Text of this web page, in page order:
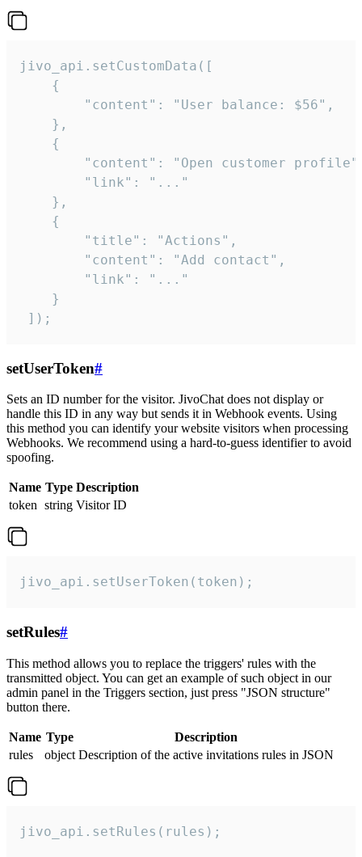
jivo_api.setCustomData([
    {
        "content": "User balance: $56",
    },
    {
"content": "Open customer
        "link": "..."
    },
    {
        "title": "Actions",
        "content": "Add contact",
        "link": "..."
    }
]);
setUserToken#
Sets an ID number for the visitor. JivoChat does not display or
handle this ID in any way but sends it in Webhook events. Using
this method you can identify your website visitors when processing
Webhooks. We recommend using a hard-to-guess identifier to avoid
spoofing.
Name Type Description
token string Visitor ID
jivo_api.setUserToken(token);
setRules#
This method allows you to replace the triggers' rules with the
transmitted object. You can get an example of such object in our
admin panel in the Triggers section, just press "JSON structure"
button there.
Name Type
Description
rules
object Description of the active invitations rules in JSON
jivo_api.setRules(rules);